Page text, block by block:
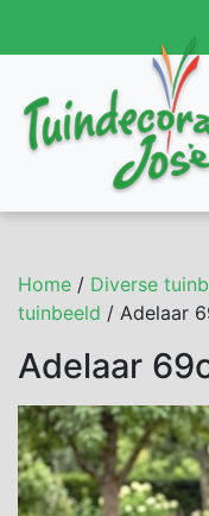
Home / Diverse
tuinbeeld / Adelaar
Adelaar